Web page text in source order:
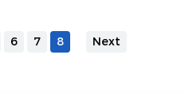
6 7 8 Next